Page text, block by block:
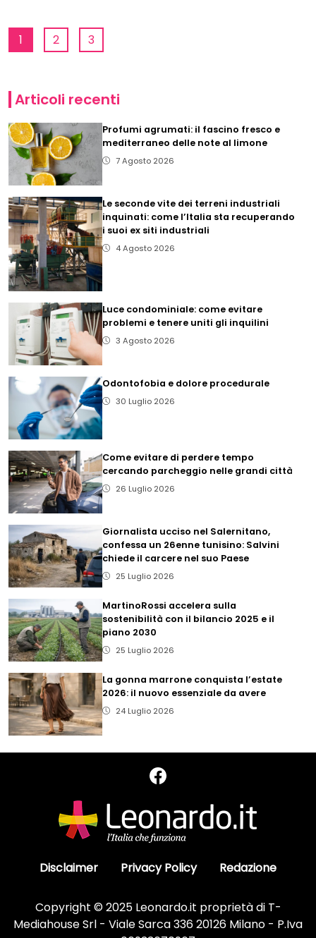
1 2 3
Articoli recenti
Profumi agrumati: il fascino fresco e
mediterraneo delle note al limone
7 Agosto 2026
Le seconde vite dei terreni industriali
inquinati: come l’Italia sta recuperando
i suoi ex siti industriali
4 Agosto 2026
Luce condominiale: come evitare
problemi e tenere uniti gli inquilini
3 Agosto 2026
Odontofobia e dolore procedurale
30 Luglio 2026
Come evitare di perdere tempo
cercando parcheggio nelle grandi città
26 Luglio 2026
Giornalista ucciso nel Salernitano,
confessa un 26enne tunisino: Salvini
chiede il carcere nel suo Paese
25 Luglio 2026
MartinoRossi accelera sulla
sostenibilità con il bilancio 2025 e il
piano 2030
25 Luglio 2026
La gonna marrone conquista l’estate
2026: il nuovo essenziale da avere
24 Luglio 2026
Disclaimer Privacy Policy Redazione
Copyright © 2025 Leonardo.it proprietà di T-
Mediahouse Srl - Viale Sarca 336 20126 Milano - P.Iva